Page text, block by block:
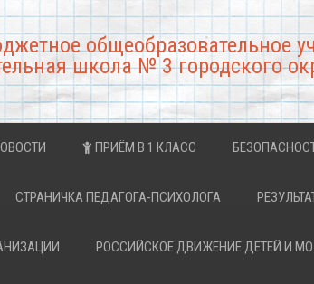
общеобразовательное
школа № 3 городского
ПРИЁМ В 1 КЛАСС
СТРАНИЧКА ПЕДАГОГА-ПСИХОЛОГА
РОССИЙСКОЕ ДВИЖЕНИЕ ДЕТЕЙ И